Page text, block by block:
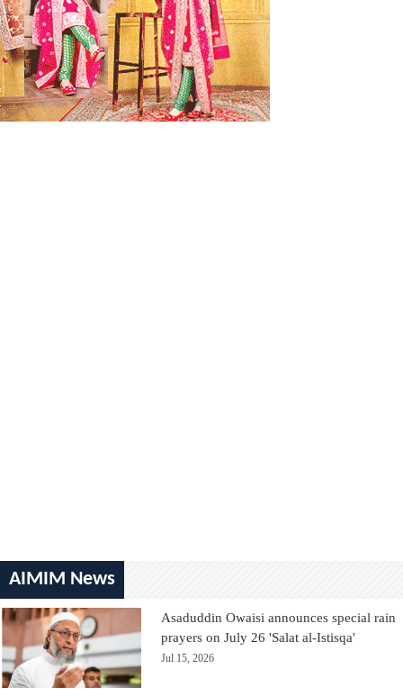
AIMIM News
Asaduddin Owaisi announces special rain
prayers on July 26 'Salat al-Istisqa'
Jul 15, 2026